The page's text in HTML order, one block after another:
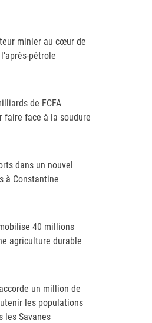
minier au cœur de
pétrole
de FCFA
faire face à la soudure
dans un nouvel
à Constantine
mobilise 40 millions
agriculture durable
un million de
les populations
les Savanes